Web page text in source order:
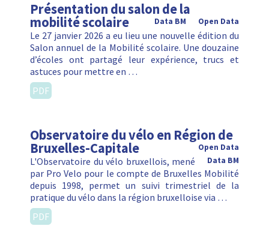
Présentation du salon de la
mobilité scolaire Open Data
Data BM
Le 27 janvier 2026 a eu lieu une nouvelle édition du
Salon annuel de la Mobilité scolaire. Une douzaine
d’écoles ont partagé leur expérience, trucs et
astuces pour mettre en …
PDF
Observatoire du vélo en Région de
Bruxelles-Capitale
Open Data
Data BM
L'Observatoire du vélo bruxellois, mené
par Pro Velo pour le compte de Bruxelles Mobilité
depuis 1998, permet un suivi trimestriel de la
pratique du vélo dans la région bruxelloise via …
PDF